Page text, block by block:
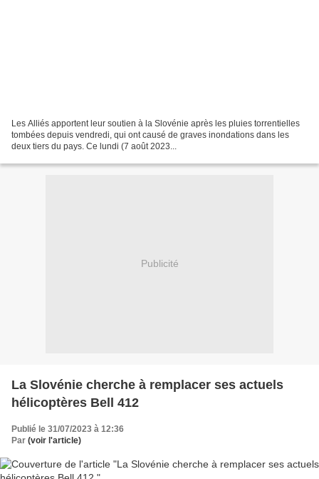
Les Alliés apportent leur soutien à la Slovénie après les pluies torrentielles
tombées depuis vendredi, qui ont causé de graves inondations dans les
deux tiers du pays. Ce lundi (7 août 2023...
Publicité
La Slovénie cherche à remplacer ses actuels
hélicoptères Bell 412
Publié le 31/07/2023 à 12:36
Par (voir l'article)